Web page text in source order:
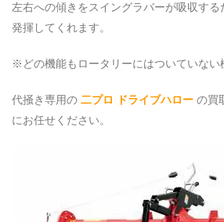
左右への傾きをスイングラバーが吸収す
発揮してくれます。
※どの機能もロータリーにはついていない
代掻き専用の 二プロ ドライブハロー の買
にお任せください。